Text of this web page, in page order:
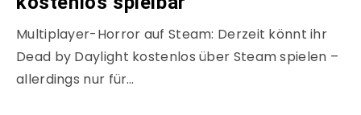
Multiplayer-Horror auf Steam: Derzeit könnt ihr
Dead by Daylight kostenlos über Steam spielen –
allerdings nur für…